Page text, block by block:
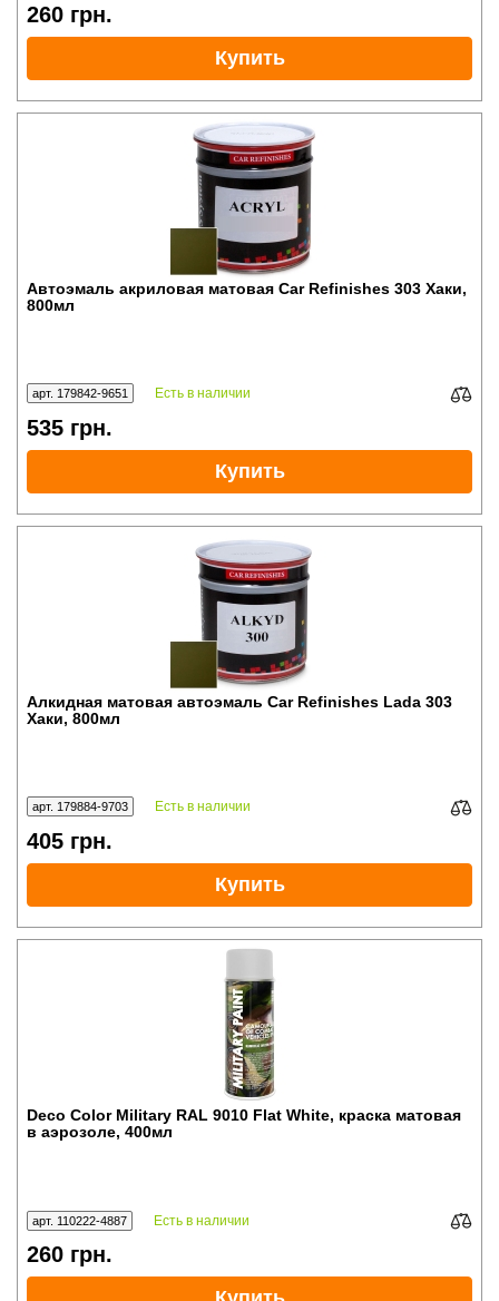
260 грн.
Купить
Автоэмаль акриловая матовая Car Refinishes 303 Хаки,
800мл
арт. 179842-9651 Есть в наличии
535 грн.
Купить
Алкидная матовая автоэмаль Car Refinishes Lada 303
Хаки, 800мл
арт. 179884-9703 Есть в наличии
405 грн.
Купить
Deco Color Military RAL 9010 Flat White, краска матовая
в аэрозоле, 400мл
арт. 110222-4887 Есть в наличии
260 грн.